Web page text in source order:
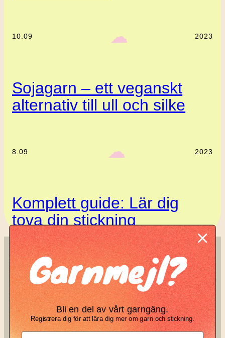
10.09 ‎ ‎‎ ☁︎‎‎ 2023
Sojagarn – ett veganskt
alternativ till ull och silke
8.09 ‎ ‎‎ ☁︎‎‎ 2023
Komplett guide: Lär dig
tova din stickning
SÖK
Search
KNIT KNOT
Manifesto
Garnbrev
Garnmejl?
Bli en del av vårt garngäng.
Registrera dig för att lära dig mer om garn och stickning.